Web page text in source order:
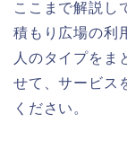
ここまで解説し
積もり広場の利
人のタイプをま
せて、サービス
ください。